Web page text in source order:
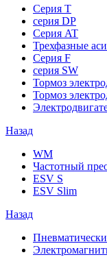
Серия T
серия DP
Серия AT
Трехфазные
Серия F
серия SW
Тормоз
Тормоз
Назад
WM
Частотный
ESV S
ESV Slim
Назад